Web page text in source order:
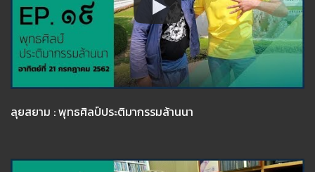
ลุยสยาม : พุทธศิลป์ประติมากรรมล้านนา